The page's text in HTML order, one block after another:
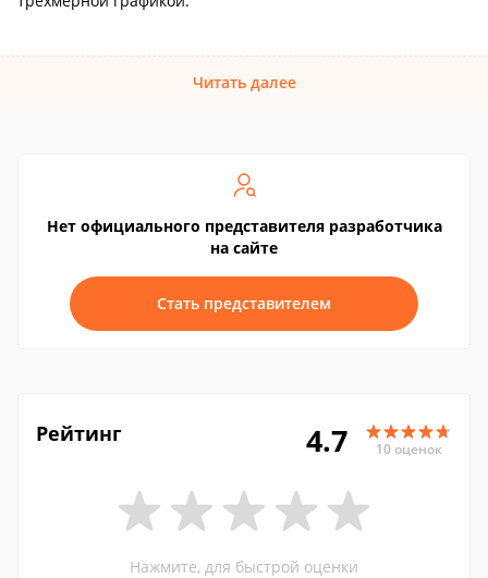
Читать далее
Нет официального представителя разработчика
на сайте
Стать представителем
Рейтинг 4.7 10 оценок
Нажмите, для быстрой оценки